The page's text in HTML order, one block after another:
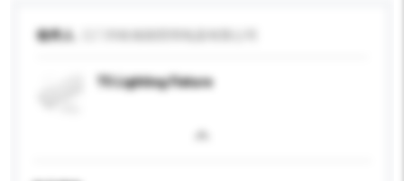
收件人
T5 Lighting Fixture